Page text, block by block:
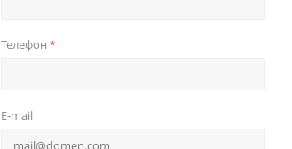
Телефон *
E-mail